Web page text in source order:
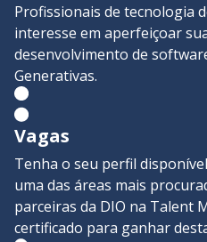
Profissionais de tecnologia
interesse em aperfeiçoar
desenvolvimento de
Generativas.
Vagas
Tenha o seu perfil
uma das áreas mais
parceiras da DIO na Talent
certificado para ganhar